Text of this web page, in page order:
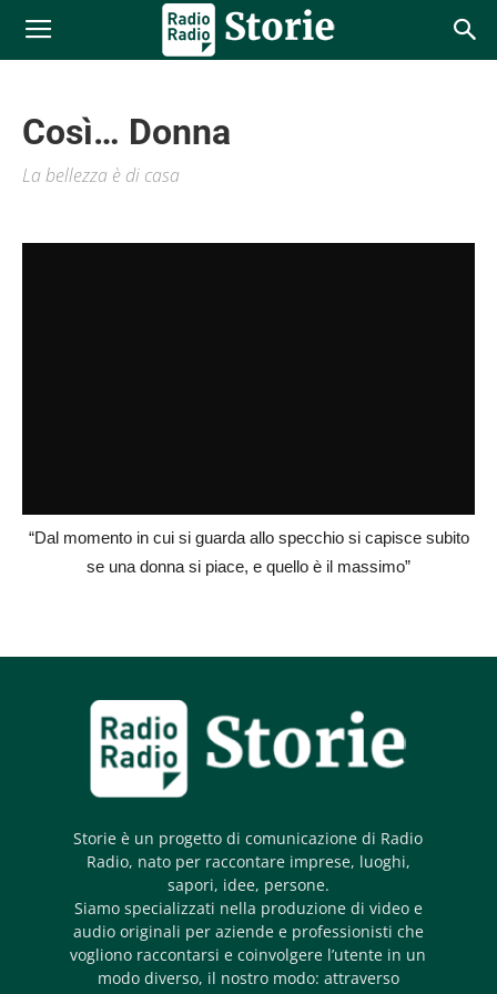
Così… Donna
La bellezza è di casa
“Dal momento in cui si guarda allo specchio si capisce subito
se una donna si piace, e quello è il massimo”
Storie è un progetto di comunicazione di Radio
Radio, nato per raccontare imprese, luoghi,
sapori, idee, persone.
Siamo specializzati nella produzione di video e
audio originali per aziende e professionisti che
vogliono raccontarsi e coinvolgere l’utente in un
modo diverso, il nostro modo: attraverso